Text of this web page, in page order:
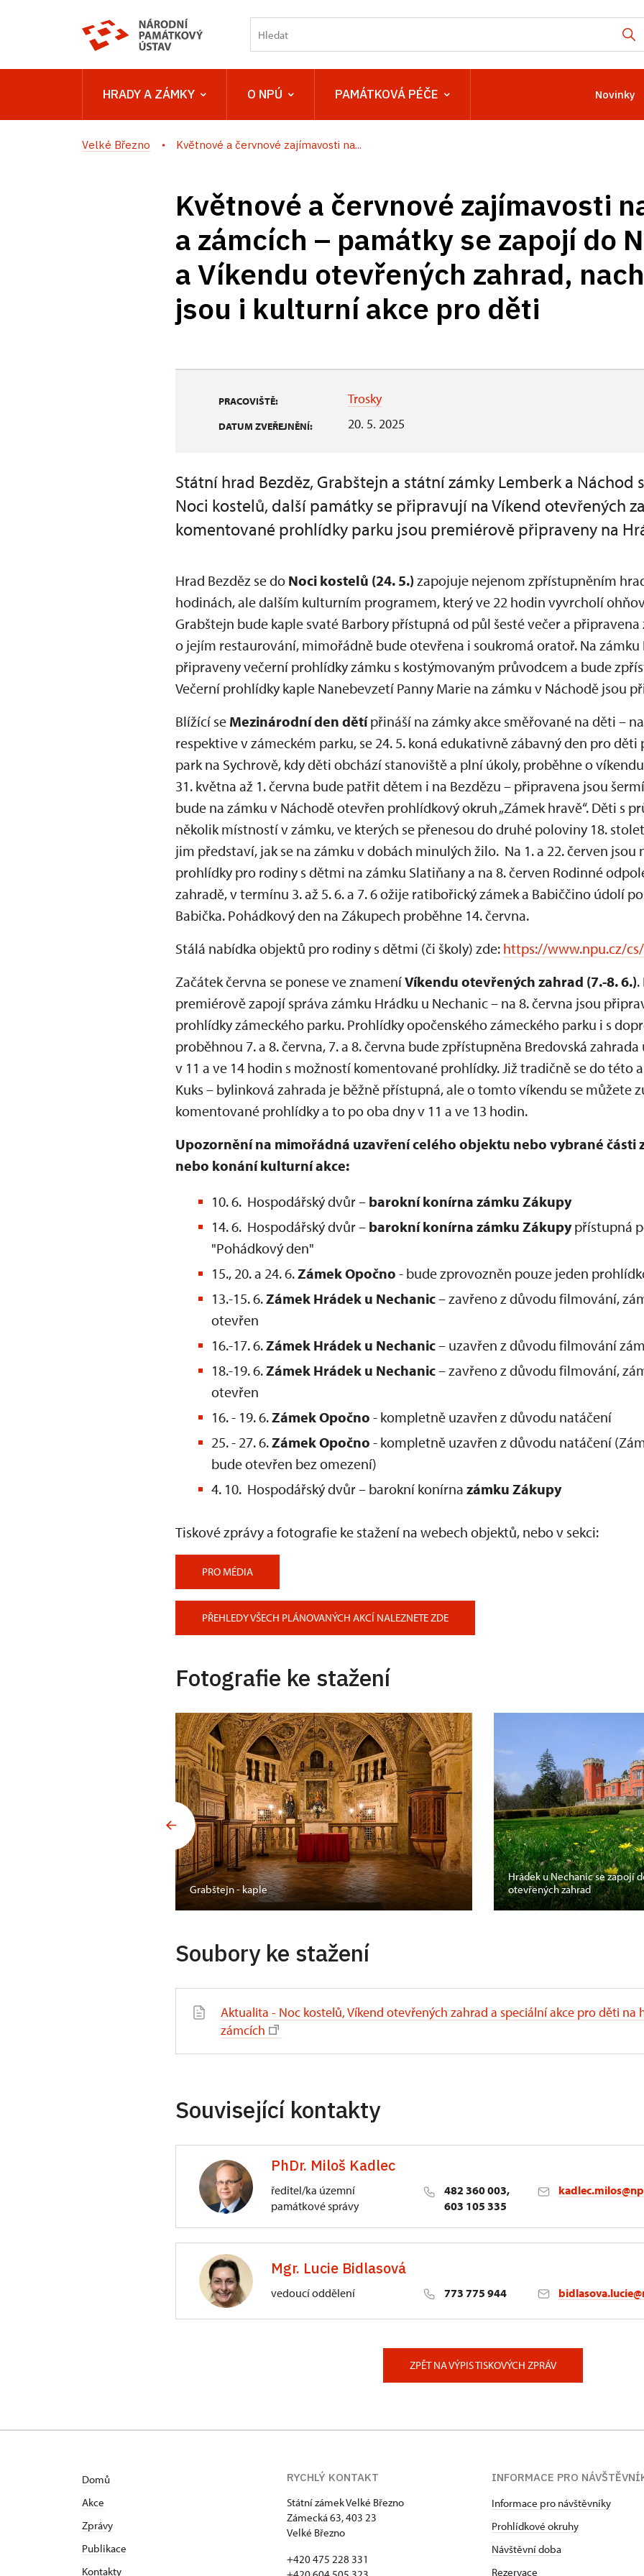
HRADY A ZÁMKY O NPÚ PAMÁTKOVÁ PÉČE Novinky
Velké Březno Květnové a červnové zajímavosti na...
Květnové a červnové zajímavosti
a zámcích – památky se zapojí do
a Víkendu otevřených zahrad,
jsou i kulturní akce pro děti
PRACOVIŠTĚ: Trosky
DATUM ZVEŘEJNĚNÍ: 20. 5. 2025
Státní hrad Bezděz, Grabštejn a státní zámky Lemberk a Náchod
Noci kostelů, další památky se připravují na Víkend otevřených
komentované prohlídky parku jsou premiérově připraveny na
Hrad Bezděz se do Noci kostelů (24. 5.) zapojuje nejenom zpřístupněním
hodinách, ale dalším kulturním programem, který ve 22 hodin vyvrcholí
Grabštejn bude kaple svaté Barbory přístupná od půl šesté večer a připravena
o jejím restaurování, mimořádně bude otevřena i soukromá oratoř. Na zámku
připraveny večerní prohlídky zámku s kostýmovaným průvodcem a bude
Večerní prohlídky kaple Nanebevzetí Panny Marie na zámku v Náchodě jsou
Blížící se Mezinárodní den dětípřináší na zámky akce směřované na děti –
respektive v zámeckém parku, se 24. 5. koná edukativně zábavný den pro
park na Sychrově, kdy děti obchází stanoviště a plní úkoly, proběhne o
31. května až 1. června bude patřit dětem i na Bezdězu – připravena jsou
bude na zámku v Náchodě otevřen prohlídkový okruh „Zámek hravě“. Děti s
několik místností v zámku, ve kterých se přenesou do druhé poloviny 18.
jim představí, jak se na zámku v dobách minulých žilo. Na 1. a 22. červen jsou
prohlídky pro rodiny s dětmi na zámku Slatiňany a na 8. červen Rodinné
zahradě, v termínu 3. až 5. 6. a 7. 6 ožije ratibořický zámek a Babiččino údolí
Babička. Pohádkový den na Zákupech proběhne 14. června.
Stálá nabídka objektů pro rodiny s dětmi (či školy) zde: https://www.npu.cz/
Začátek června se ponese ve znameníVíkendu otevřených zahrad (7.-8. 6.)
premiérově zapojí správa zámku Hrádku u Nechanic – na 8. června jsou
prohlídky zámeckého parku. Prohlídky opočenského zámeckého parku i s
proběhnou 7. a 8. června, 7. a 8. června bude zpřístupněna Bredovská
v 11 a ve 14 hodin s možností komentované prohlídky. Již tradičně se do této
Kuks – bylinková zahrada je běžně přístupná, ale o tomto víkendu se můžete
komentované prohlídky a to po oba dny v 11 a ve 13 hodin.
Upozornění na mimořádná uzavření celého objektu nebo vybrané části
nebo konání kulturní akce:
10. 6. Hospodářský dvůr – barokní konírna zámku Zákupy
14. 6. Hospodářský dvůr – barokní konírna zámku Zákupypřístupná
"Pohádkový den"
15., 20. a 24. 6.Zámek Opočno - bude zprovozněn pouze jeden
13.-15. 6.Zámek Hrádek u Nechanic– zavřeno z důvodu filmování,
otevřen
16.-17. 6.Zámek Hrádek u Nechanic– uzavřen z důvodu filmování
18.-19. 6.Zámek Hrádek u Nechanic– zavřeno z důvodu filmování,
otevřen
16. - 19. 6.Zámek Opočno - kompletně uzavřen z důvodu natáčení
25. - 27. 6.Zámek Opočno - kompletně uzavřen z důvodu natáčení
bude otevřen bez omezení)
4. 10. Hospodářský dvůr – barokní konírna zámku Zákupy
Tiskové zprávy a fotografie ke stažení na webech objektů, nebo v sekci:
PRO MÉDIA
PŘEHLEDY VŠECH PLÁNOVANÝCH AKCÍ NALEZNETE ZDE
Fotografie ke stažení
Grabštejn - kaple
Hrádek u Nechanic se zapojí
otevřených zahrad
Soubory ke stažení
Aktualita - Noc kostelů, Víkend otevřených zahrad a speciální akce pro děti na
zámcích
Související kontakty
PhDr. Miloš Kadlec
ředitel/ka územní
památkové správy
482 360 003,
603 105 335
3/, Sychrov 3Mgr. Lucie Bidlasová
vedoucí oddělení 773 775 944
ZPĚT NA VÝPIS TISKOVÝCH ZPRÁV
Domů
Akce
Zprávy
Publikace
Kontakty
RYCHLÝ KONTAKT
Státní zámek Velké Březno
Zámecká 63, 403 23
Velké Březno
+420 475 228 331
INFORMACE PRO
Informace pro návštěvníky
Prohlídkové okruhy
Návštěvní doba
Rezervace